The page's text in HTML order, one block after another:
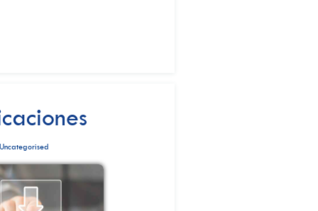
Uncategorised